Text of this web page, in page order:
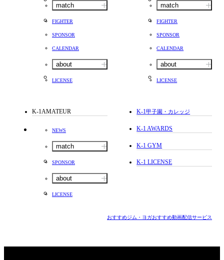
match
FIGHTER
SPONSOR
CALENDAR
about
LICENSE
match
FIGHTER
SPONSOR
CALENDAR
about
LICENSE
K-1AMATEUR
NEWS
match
SPONSOR
about
LICENSE
K-1甲子園・カレッジ
K-1 AWARDS
K-1 GYM
K-1 LICENSE
おすすめジム・ヨガおすすめ動画配信サービス